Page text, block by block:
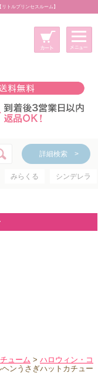
トルプリンセスルーム】
詳細検索 >
みらくる シンデレラ
ューム > ハロウィン・コ
ンうさぎハットカチュー
登録
ジ
詳細検索 >
ゴリー
プリンセス
ャラクター
ト